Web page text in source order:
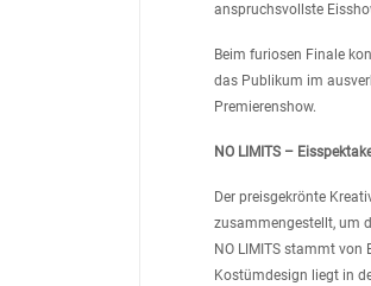
anspruchsvollste
Beim furiosen Finale
das Publikum im
Premierenshow.
NO LIMITS –
Der preisgekrönte
zusammengestellt, um
NO LIMITS stammt von
Kostümdesign liegt in